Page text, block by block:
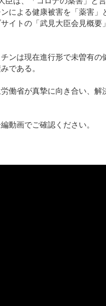
による健康被害を「薬害
イトの「武見大臣会見概
ンは現在進行形で未曽有の
である。
働省が真摯に向き合い、解
動画でご確認ください。